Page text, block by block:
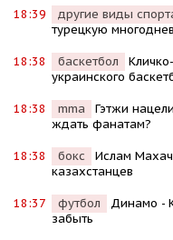
18:39 другие виды
турецкую
18:38 баскетбол
украинского
18:38 mma
Гэтжи
ждать фанатам?
18:38 бокс
Ислам
казахстанцев
18:37 футбол
Динамо -
забыть